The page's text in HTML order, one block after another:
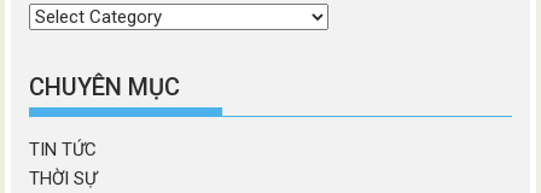
Chọn
mục
CHUYÊN MỤC
TIN TỨC
THỜI SỰ